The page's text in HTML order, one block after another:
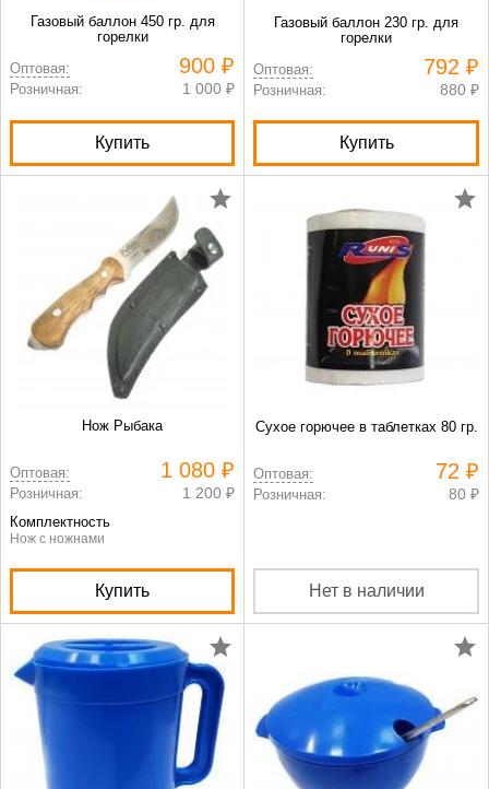
Газовый баллон 450 гр. для
горелки
Оптовая:
900 ₽
Розничная: 1 000 ₽
Купить
Газовый баллон 230 гр. для
горелки
Оптовая:
792 ₽
Розничная: 880 ₽
Купить
Нож Рыбака
Оптовая: 1 080 ₽
Розничная: 1 200 ₽
Комплектность
Нож с ножнами
Купить
Сухое горючее в таблетках 80 гр.
Оптовая: 72 ₽
Розничная: 80 ₽
Нет в наличии